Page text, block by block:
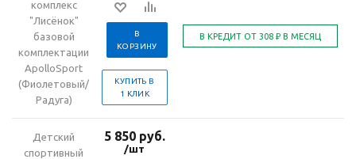
комплекс
"Лисёнок"
базовой
комплектации
ApolloSport
(Фиолетовый/
Радуга)
В
КОРЗИНУ
КУПИТЬ В
1 КЛИК
Детский
спортивный
5 850 руб.
/шт